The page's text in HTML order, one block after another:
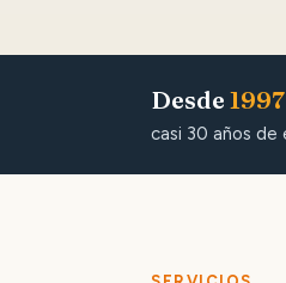
Desde 1997
casi 30 años de